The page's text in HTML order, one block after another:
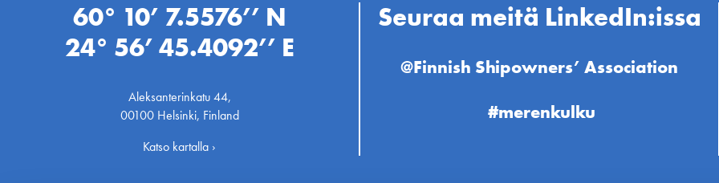
60° 10’ 7.5576’’ N
24° 56’ 45.4092’’ E
Aleksanterinkatu 44,
00100 Helsinki, Finland
Katso kartalla ›
Seuraa meitä LinkedIn:issa
@Finnish Shipowners’ Association
#merenkulku